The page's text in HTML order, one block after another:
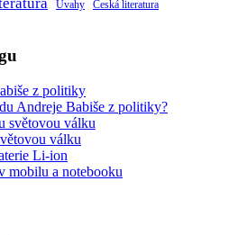
Úvahy Česká literatura
Andreje Babiše z politiky?
válku
mobilu a notebooku